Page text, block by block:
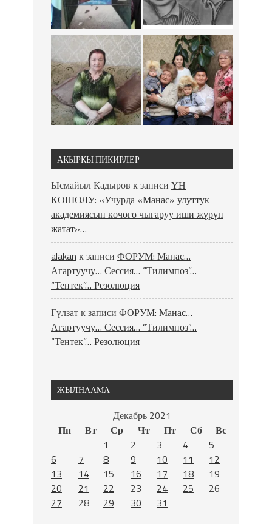
АКЫРКЫ ПИКИРЛЕР
Ысмайыл Кадыров к записи ҮН
КОШОЛУ: «Учурда «Манас» улуттук
академиясын көчөгө чыгаруу иши жүрүп
жатат»…
alakan к записи ФОРУМ: Манас…
Агартуучу… Сессия… “Тилимпоз”…
“Тентек”… Резолюция
Гүлзатк записи ФОРУМ: Манас…
Агартуучу… Сессия… “Тилимпоз”…
“Тентек”… Резолюция
ЖЫЛНААМА
Декабрь 2021
Пн
Вт Ср Чт Пт Сб
Вс
1
2 3 4
5
6
7 8 9 10 11
12
13
14 15 16 17 18
19
20
21 22 23 24 25
26
27
28 29 30
31